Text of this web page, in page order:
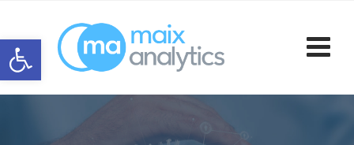
Werkzeugleiste öffnen